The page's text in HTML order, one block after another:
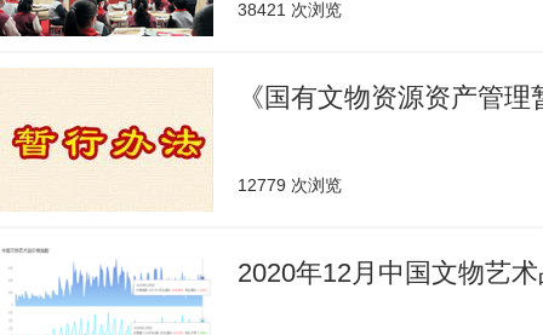
38421 次浏览
《国有文物资源资产管
12779 次浏览
2020年12月中国文物艺